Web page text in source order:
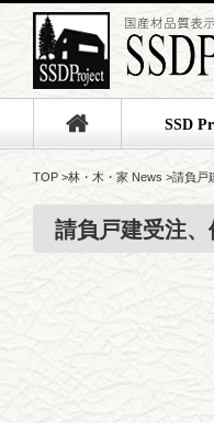
SSD
TOP >林・木・家 News >請負戸
請負戸建受注